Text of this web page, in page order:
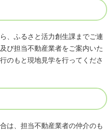
、ふるさと活力創生課までご連
び担当不動産業者をご案内いた
のもと現地見学を行ってくださ
は、担当不動産業者の仲介のも